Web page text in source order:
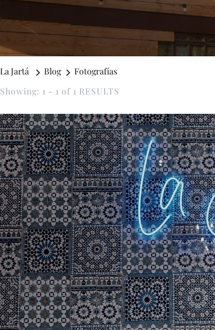
La Jartá Blog
Fotografías
Showing: 1 - 1 of 1 RESULTS